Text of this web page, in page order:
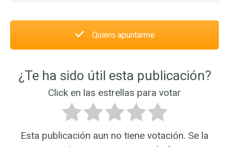
Quiero apuntarme
¿Te ha sido útil esta publicación?
Click en las estrellas para votar
Esta publicación aun no tiene votación. Se la